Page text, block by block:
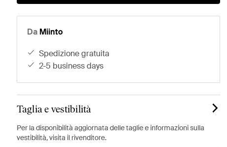
Da Miinto
spedizione gratuita
2-5 business days
Taglia e vestibilità
Per la disponibilità aggiornata delle taglie e informazioni sulla
vestibilità, visita il rivenditore.